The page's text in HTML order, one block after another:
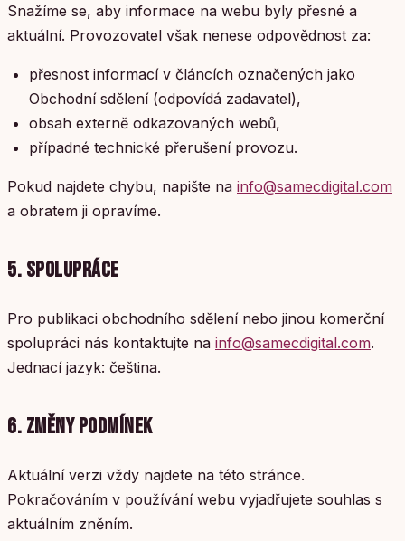
Snažíme se, aby informace na webu byly přesné a
aktuální. Provozovatel však nenese odpovědnost za:
přesnost informací v článcích označených jako
Obchodní sdělení (odpovídá zadavatel),
obsah externě odkazovaných webů,
případné technické přerušení provozu.
Pokud najdete chybu, napište na info@samecdigital.com
a obratem ji opravíme.
5. SPOLUPRÁCE
Pro publikaci obchodního sdělení nebo jinou komerční
spolupráci nás kontaktujte na info@samecdigital.com.
Jednací jazyk: čeština.
6. ZMĚNY PODMÍNEK
Aktuální verzi vždy najdete na této stránce.
Pokračováním v používání webu vyjadřujete souhlas s
aktuálním zněním.